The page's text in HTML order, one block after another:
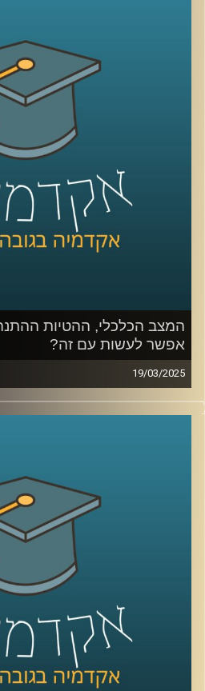
בנוסף לפגיעה בצמיחה במשק
והפריון הנמוכים בקרב העובדים
היבטי החיים בחברה הערבית
כדי לדון בסוגיות הללו הצטרפה
חוקרת בכירה במכון אהרן למדיניות
לכלכלה – אוניברסיטת רייכמן,
המצב הכלכלי, ההטיות
אפשר לעשות עם זה?
19/03/2025
כבר כמה שנים שאנחנו חיים בחוסר
הרפורמה המשפטית ועד המלחמה
הישראלים ממשיכים לצרוך, לפעמים
קורה? אילו הטיות פסיכולוגיות
כשאנחנו יודעים שזה לא בהכרח
וממשלות מנצלות את זה לטובתן,
להתנהל כלכלית בצורה חכמה
אז כדי לדבר על כל אלו ויותר
חברת סגל בבית הספר הארי רדזינר
קרדיט תמונות:AudioVersity